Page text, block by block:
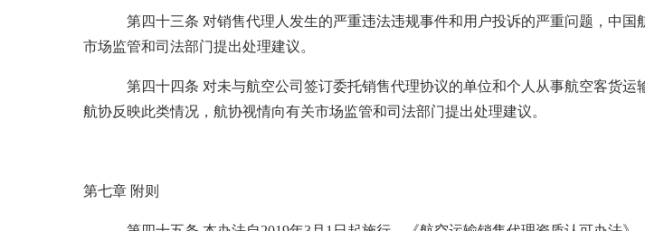
第四十三条 对销售代理人发生的严重违法违规事件和用户投诉的严重问题，中国
市场监管和司法部门提出处理建议。
第四十四条 对未与航空公司签订委托销售代理协议的单位和个人从事航空客货运
航协反映此类情况，航协视情向有关市场监管和司法部门提出处理建议。
第七章 附则